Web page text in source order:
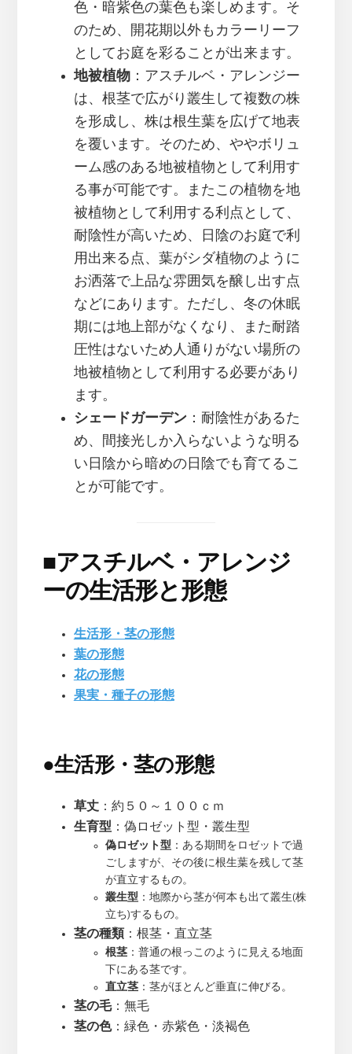
色・暗紫色の葉色も楽しめます。そ
のため、開花期以外もカラーリーフ
としてお庭を彩ることが出来ます。
地被植物 ：アスチルベ・アレンジー
は、根茎で広がり叢生して複数の株
を形成し、株は根生葉を広げて地表
を覆います。そのため、ややボリュ
ーム感のある地被植物として利用す
る事が可能です。またこの植物を地
被植物として利用する利点として、
耐陰性が高いため、日陰のお庭で利
用出来る点、葉がシダ植物のように
お洒落で上品な雰囲気を醸し出す点
などにあります。ただし、冬の休眠
期には地上部がなくなり、また耐踏
圧性はないため人通りがない場所の
地被植物として利用する必要があり
ます。
シェードガーデン：耐陰性があるた
め、間接光しか入らないような明る
い日陰から暗めの日陰でも育てるこ
とが可能です。
■アスチルベ・アレンジ
ーの生活形と形態
生活形・茎の形態
葉の形態
花の形態
果実・種子の形態
●生活形・茎の形態
草丈：約５０～１００ｃｍ
生育型 ：偽ロゼット型・叢生型
偽ロゼット型 ：ある期間をロゼットで過
ごしますが、その後に根生葉を残して茎
が直立するもの。
叢生型 ：地際から茎が何本も出て叢生(株
立ち)するもの。
茎の種類 ：根茎・直立茎
根茎：普通の根っこのように見える地面
下にある茎です。
直立茎：茎がほとんど垂直に伸びる。
茎の毛：無毛
茎の色：緑色・赤紫色・淡褐色